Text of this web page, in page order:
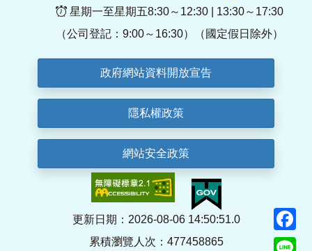
星期一至星期五8:30～12:30 | 13:30～17:30
（公司登記：9:00～16:30）（國定假日除外）
政府網站資料開放宣告
隱私權政策
網站安全政策
更新日期：2026-08-06 14:50:51.0
累積瀏覽人次：477458865